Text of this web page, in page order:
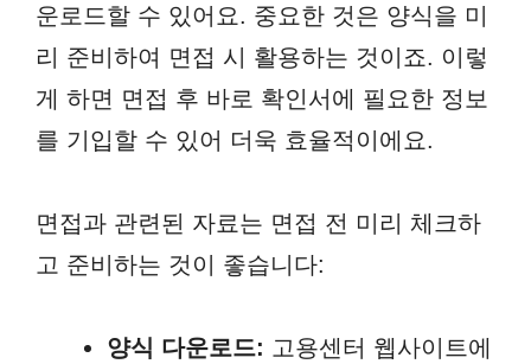
운로드할 수 있어요. 중요한 것은 양식을 미
리 준비하여 면접 시 활용하는 것이죠. 이렇
게 하면 면접 후 바로 확인서에 필요한 정보
를 기입할 수 있어 더욱 효율적이에요.
면접과 관련된 자료는 면접 전 미리 체크하
고 준비하는 것이 좋습니다:
양식 다운로드: 고용센터 웹사이트에